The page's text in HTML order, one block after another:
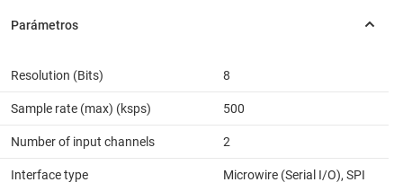
Resolution (Bits) 8
Sample rate (max) (ksps) 500
Number of input channels 2
Interface type Microwire (Serial I/O), SPI